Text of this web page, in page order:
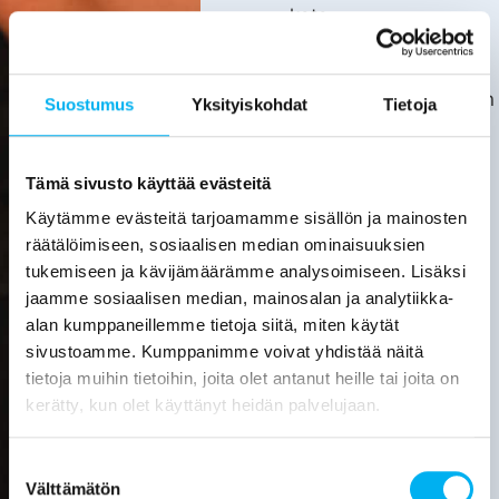
Suostumus Yksityiskohdat Tietoja
Tämä sivusto käyttää evästeitä
Käytämme evästeitä tarjoamamme sisällön ja mainosten
räätälöimiseen, sosiaalisen median ominaisuuksien
tukemiseen ja kävijämäärämme analysoimiseen. Lisäksi
jaamme sosiaalisen median, mainosalan ja analytiikka-
alan kumppaneillemme tietoja siitä, miten käytät
sivustoamme. Kumppanimme voivat yhdistää näitä
tietoja muihin tietoihin, joita olet antanut heille tai joita on
kerätty, kun olet käyttänyt heidän palvelujaan.
valinta
Välttämätön
kata.
huolehtii
kotitalousvähennyksen
tiedot
löytyvät
verottajan
sivuilta.
Laske
viemärin
sukituksen
hinta